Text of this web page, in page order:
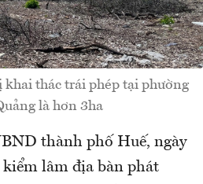
thác trái phép tại phường
là hơn 3ha
thành phố Huế, ngày
lâm địa bàn phát